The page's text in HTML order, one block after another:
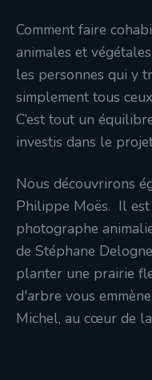
Comment faire
animales et
les personnes qui y
simplement tous
C’est tout un
investis dans le
Nous découvrirons
Philippe Moës. Il est
photographe
de Stéphane
planter une prairie
d'arbre vous
Michel, au cœur de